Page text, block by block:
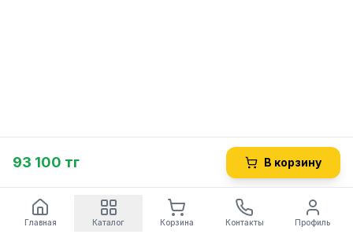
93 100 тг В корзину
Главная Каталог Корзина Контакты Профиль